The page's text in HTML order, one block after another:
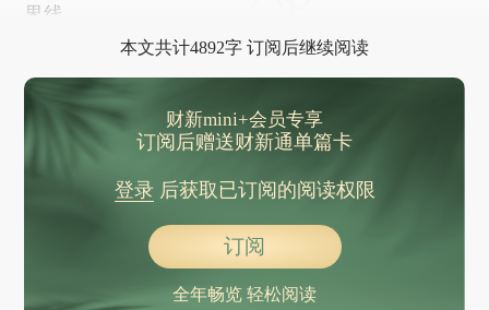
界线。
本文共计4892字 订阅后继续阅读
财新mini+会员专享
订阅后赠送财新通单篇卡
登录后获取已订阅的阅读权限
订阅
全年畅览 轻松阅读